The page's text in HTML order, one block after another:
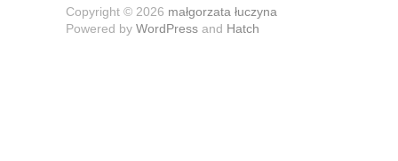
Copyright © 2026 małgorzata łuczyna
Powered by WordPress and Hatch